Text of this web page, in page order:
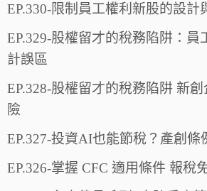
EP.330-限制員工權利新股的設計
EP.329-股權留才的稅務陷阱：員
計誤區
EP.328-股權留才的稅務陷阱 新
險
EP.327-投資AI也能節稅？產創條
EP.326-掌握 CFC 適用條件 報稅